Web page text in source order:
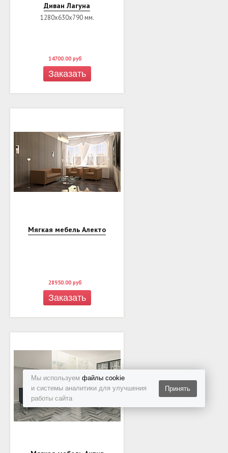
Мы используем файлы cookie
и системы аналитики для улучшения
работы сайта
Принять
Диван Лагуна
1280х630х790 мм.
14700.00 руб
Заказать
Мягкая мебель Алекто
28950.00 руб
Заказать